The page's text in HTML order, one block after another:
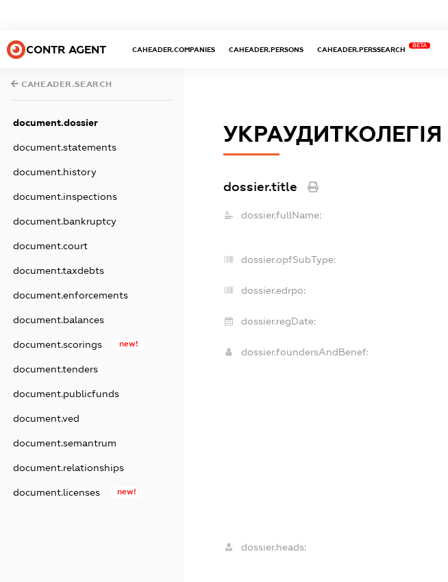
CONTR AGENT CAHEADER.COMPANIES CAHEADER.PERSONS CAHEADER.PERSSEARCH
BETA
CAHEADER.SEARCH
document.dossier
document.statements
document.history
document.inspections
document.bankruptcy
document.court
document.taxdebts
document.enforcements
document.balances
document.scorings new!
document.tenders
document.publicfunds
document.ved
document.semantrum
document.relationships
document.licenses new!
УКРАУДИТКОЛЕГІЯ
dossier.title
dossier.fullName:
dossier.opfSubType:
dossier.edrpo:
dossier.regDate:
dossier.foundersAndBenef:
dossier.heads: